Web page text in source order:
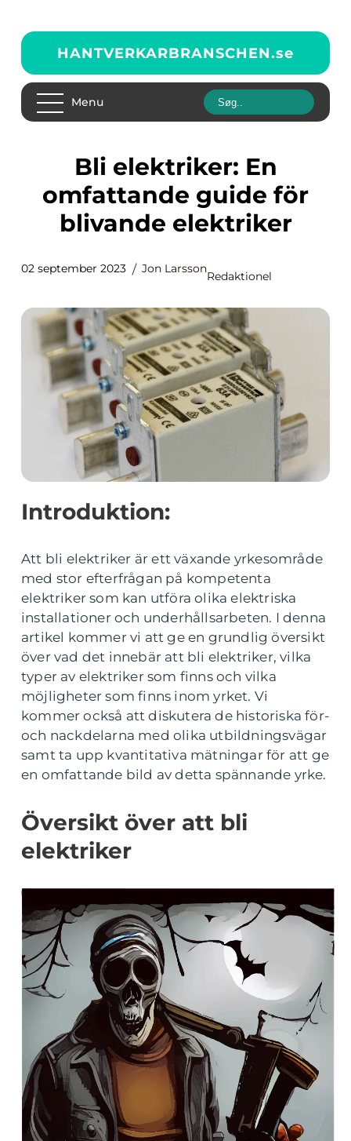
HANTVERKARBRANSCHEN.se
Menu
Bli elektriker: En
omfattande guide för
blivande elektriker
02 september 2023 Jon Larsson
Redaktionel
Introduktion:
Att bli elektriker är ett växande yrkesområde
med stor efterfrågan på kompetenta
elektriker som kan utföra olika elektriska
installationer och underhållsarbeten. I denna
artikel kommer vi att ge en grundlig översikt
över vad det innebär att bli elektriker, vilka
typer av elektriker som finns och vilka
möjligheter som finns inom yrket. Vi
kommer också att diskutera de historiska för-
och nackdelarna med olika utbildningsvägar
samt ta upp kvantitativa mätningar för att ge
en omfattande bild av detta spännande yrke.
Översikt över att bli
elektriker